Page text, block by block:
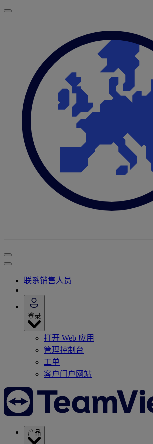
联系销售人员
登录
打开 Web 应用
管理控制台
工单
客户门户网站
产品